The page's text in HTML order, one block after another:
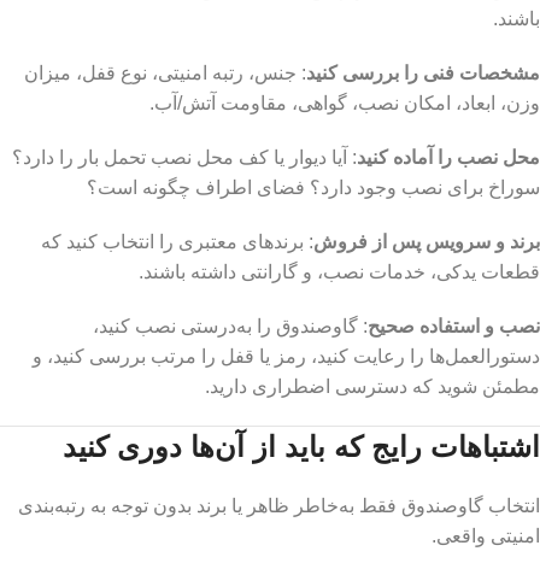
باشند.
مشخصات فنی را بررسی کنید: جنس، رتبه امنیتی، نوع قفل، میزان
وزن، ابعاد، امکان نصب، گواهی، مقاومت آتش/آب.
محل نصب را آماده کنید: آیا دیوار یا کف محل نصب تحمل بار را دارد؟
سوراخ برای نصب وجود دارد؟ فضای اطراف چگونه است؟
برند و سرویس پس از فروش: برندهای معتبری را انتخاب کنید که
قطعات یدکی، خدمات نصب، و گارانتی داشته باشند.
نصب و استفاده صحیح: گاوصندوق را به‌درستی نصب کنید،
دستورالعمل‌ها را رعایت کنید، رمز یا قفل را مرتب بررسی کنید، و
مطمئن شوید که دسترسی اضطراری دارید.
اشتباهات رایج که باید از آن‌ها دوری کنید
انتخاب گاوصندوق فقط به‌خاطر ظاهر یا برند بدون توجه به رتبه‌بندی
امنیتی واقعی.